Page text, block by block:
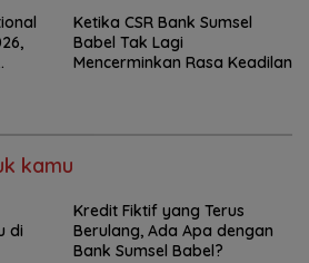
M?
Ketika CSR Bank Sumsel
Babel Tak Lagi
Mencerminkan Rasa Keadilan
kamu
di
Kredit Fiktif yang Terus
Berulang, Ada Apa dengan
Bank Sumsel Babel?